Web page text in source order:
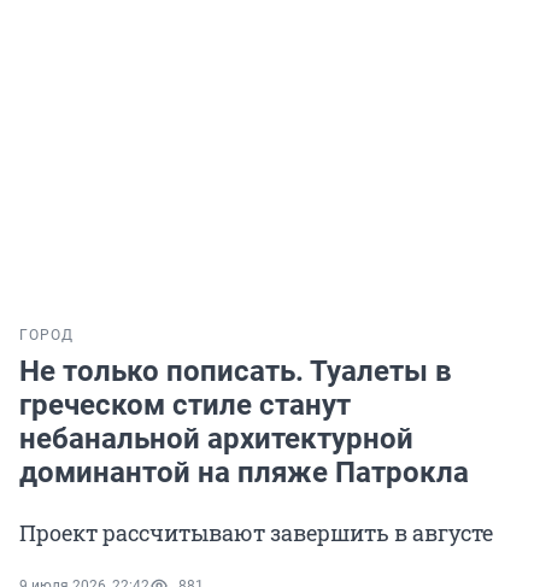
ГОРОД
Не только пописать. Туалеты в
греческом стиле станут
небанальной архитектурной
доминантой на пляже Патрокла
Проект рассчитывают завершить в августе